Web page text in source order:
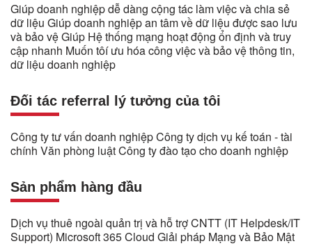
Giúp doanh nghiệp dễ dàng cộng tác làm việc và chia sẻ
dữ liệu Giúp doanh nghiệp an tâm về dữ liệu được sao lưu
và bảo vệ Giúp Hệ thống mạng hoạt động ổn định và truy
cập nhanh Muốn tôí ưu hóa công việc và bảo vệ thông tin,
dữ liệu doanh nghiệp
Đối tác referral lý tưởng của tôi
Công ty tư vấn doanh nghiệp Công ty dịch vụ kế toán - tài
chính Văn phòng luật Công ty đào tạo cho doanh nghiệp
Sản phẩm hàng đầu
Dịch vụ thuê ngoài quản trị và hỗ trợ CNTT (IT Helpdesk/IT
Support) Microsoft 365 Cloud Giải pháp Mạng và Bảo Mật